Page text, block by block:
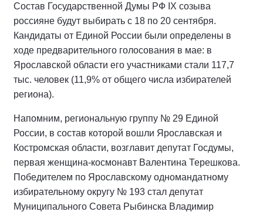
Состав Государственной Думы РФ IХ созыва
россияне будут выбирать с 18 по 20 сентября.
Кандидаты от Единой России были определены в
ходе предварительного голосования в мае: в
Ярославской области его участниками стали 117,7
тыс. человек (11,9% от общего числа избирателей
региона).
Напомним, региональную группу № 29 Единой
России, в состав которой вошли Ярославская и
Костромская области, возглавит депутат Госдумы,
первая женщина-космонавт Валентина Терешкова.
Победителем по Ярославскому одномандатному
избирательному округу № 193 стал депутат
Муниципального Совета Рыбинска Владимир